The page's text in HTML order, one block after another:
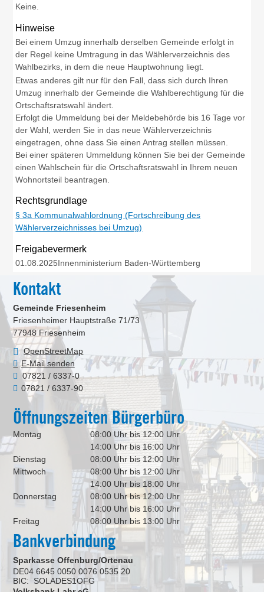
Keine.
Hinweise
Bei einem Umzug innerhalb derselben Gemeinde erfolgt in
der Regel keine Umtragung in das Wählerverzeichnis des
Wahlbezirks, in dem die neue Hauptwohnung liegt.
Etwas anderes gilt nur für den Fall, dass sich durch Ihren
Umzug innerhalb der Gemeinde die Wahlberechtigung für die
Ortschaftsratswahl ändert.
Erfolgt die Ummeldung bei der Meldebehörde bis 16 Tage vor
der Wahl, werden Sie in das neue Wählerverzeichnis
eingetragen, ohne dass Sie einen Antrag stellen müssen.
Bei einer späteren Ummeldung können Sie bei der Gemeinde
einen Wahlschein für die Ortschaftsratswahl in Ihrem neuen
Wohnortsteil beantragen.
Rechtsgrundlage
§ 3a Kommunalwahlordnung (Fortschreibung des
Wählerverzeichnisses bei Umzug)
Freigabevermerk
01.08.2025Innenministerium Baden-Württemberg
Kontakt
Gemeinde Friesenheim
Friesenheimer Hauptstraße 71/73
77948 Friesenheim
OpenStreetMap
E-Mail senden
07821 / 6337-0
07821 / 6337-90
Öffnungszeiten Bürgerbüro
Montag
08:00 Uhr bis 12:00 Uhr
14:00 Uhr bis 16:00 Uhr
Dienstag
08:00 Uhr bis 12:00 Uhr
Mittwoch
08:00 Uhr bis 12:00 Uhr
14:00 Uhr bis 18:00 Uhr
Donnerstag
08:00 Uhr bis 12:00 Uhr
14:00 Uhr bis 16:00 Uhr
Freitag
08:00 Uhr bis 13:00 Uhr
Bankverbindung
Sparkasse Offenburg/Ortenau
DE04 6645 0050 0076 0535 20
BIC: SOLADES1OFG